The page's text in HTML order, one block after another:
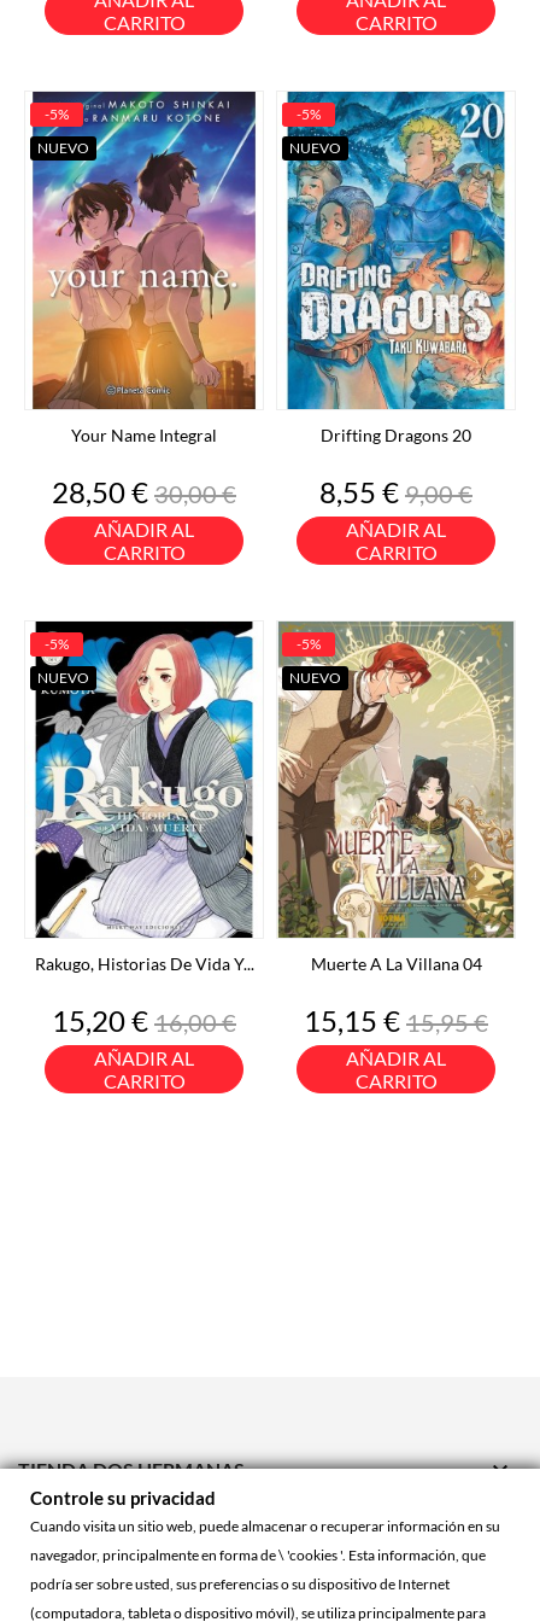
CARRITO
CARRITO
Your Name Integral
Precio
28,50 €Precio
base
30,00 €
AÑADIR AL
CARRITO
-5%
NUEVO
Drifting Dragons 20
Precio
8,55 €Precio
base
9,00 €
AÑADIR AL
CARRITO
-5%
NUEVO
Rakugo, Historias De Vida Y...
Precio
15,20 €Precio
base
16,00 €
AÑADIR AL
CARRITO
-5%
NUEVO
Muerte A La Villana 04
Precio
15,15 €Precio
base
15,95 €
AÑADIR AL
CARRITO
-5%
NUEVO
TIENDA DOS HERMANAS 
TIENDA ONLINE 
ACCOUNT
Controle su privacidad
Cuando visita un sitio web, puede almacenar o recuperar información en su
navegador, principalmente en forma de \ 'cookies '. Esta información, que
podría ser sobre usted, sus preferencias o su dispositivo de Internet
(computadora, tableta o dispositivo móvil), se utiliza principalmente para